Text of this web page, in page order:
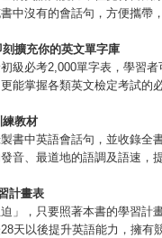
中沒有的會話句，方便攜帶
擴充你的英文單字庫
級必考2,000單字表，學習
能掌握各類英文檢定考試的
練教材
書中英語會話句，並收錄全
音、最道地的語調及語速，
計畫表
」，只要照著本書的學習計
天以後提升英語能力，擁有